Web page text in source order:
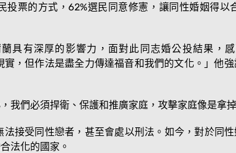
投票的方式，62%選民同意修憲，讓同性婚姻得
具有深厚的影響力，面對此同志婚公投結果，
，但作法是盡全力傳達福音和我們的文化。」他
我們必須捍衛、保護和推廣家庭，攻擊家庭像是拿掉
接受同性戀者，甚至會處以刑法。如今，對於同
法化的國家。